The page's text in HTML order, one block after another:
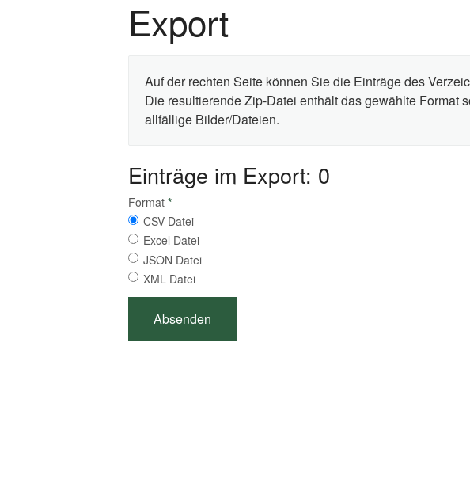
Export
Auf der rechten Seite können Sie die Einträge des
Die resultierende Zip-Datei enthält das gewählte Format
allfällige Bilder/Dateien.
Einträge im Export: 0
Format *
CSV Datei
Excel Datei
JSON Datei
XML Datei